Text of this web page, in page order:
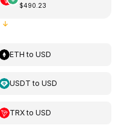
$490.23
↓
ETH toUSD
USDT toUSD
TRXtoUSD